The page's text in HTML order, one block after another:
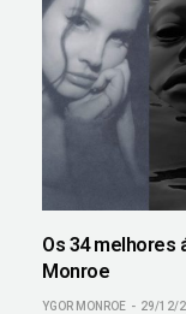
Os 34 melhores
Monroe
YGOR MONROE 29/12/